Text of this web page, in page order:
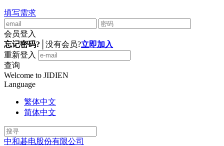
填写需求
会员登入
忘记密码?
没有会员?立即加入
重新登入
查询
Welcome to JIDIEN
Language
繁体中文
简体中文
中和碁电股份有限公司